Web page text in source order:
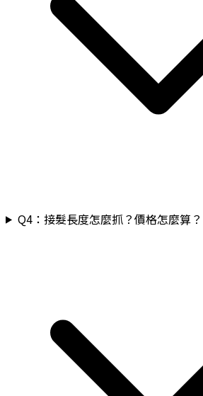
Q4： 接髮長度怎麼抓？價格怎麼算？